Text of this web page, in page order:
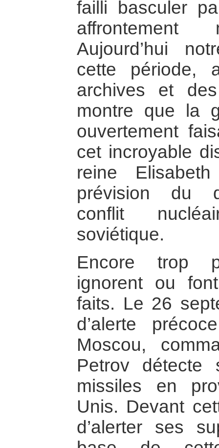
failli basculer
affrontement
Aujourd’hui
cette période,
archives et
montre que la
ouvertement
cet incroyable
reine
prévision du
conflit
soviétique.
Encore trop
ignorent ou
faits. Le 26
d’alerte
Moscou,
Petrov
missiles en
Unis. Devant
d’alerter ses